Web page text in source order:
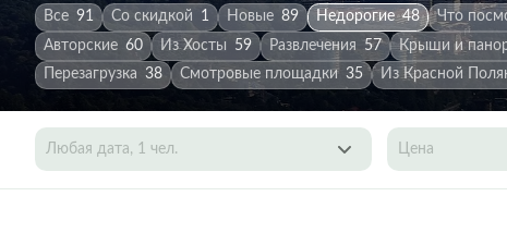
Все 91 Со скидкой 1 Новые 89 Недорогие 48 Что
Авторские 60 Из Хосты 59 Развлечения 57 Крыши и
Перезагрузка 38 Смотровые площадки 35 Из Красной
Любая дата, 1 чел. Цена